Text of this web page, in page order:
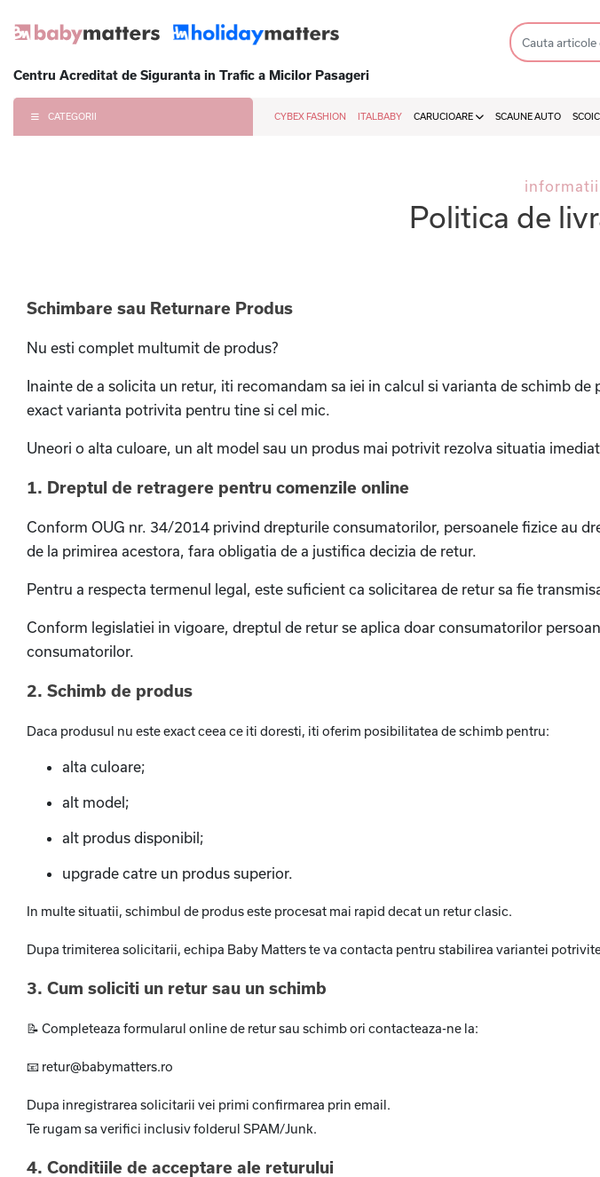
Centru Acreditat de Siguranta in Trafic a Micilor Pasageri
CATEGORII CYBEX FASHION ITALBABY CARUCIOARE SCAUNE AUTO
Politica de
Schimbare sau Returnare Produs
Nu esti complet multumit de produs?
Inainte de a solicita un retur, iti recomandam sa iei in calcul si varianta de schimb
exact varianta potrivita pentru tine si cel mic.
Uneori o alta culoare, un alt model sau un produs mai potrivit rezolva situatia
1. Dreptul de retragere pentru comenzile online
Conform OUG nr. 34/2014 privind drepturile consumatorilor, persoanele fizice au
de la primirea acestora, fara obligatia de a justifica decizia de retur.
Pentru a respecta termenul legal, este suficient ca solicitarea de retur sa fie
Conform legislatiei in vigoare, dreptul de retur se aplica doar consumatorilor
consumatorilor.
2. Schimb de produs
Daca produsul nu este exact ceea ce iti doresti, iti oferim posibilitatea de schimb pentru:
alta culoare;
alt model;
alt produs disponibil;
upgrade catre un produs superior.
In multe situatii, schimbul de produs este procesat mai rapid decat un retur clasic.
Dupa trimiterea solicitarii, echipa Baby Matters te va contacta pentru stabilirea variantei
3. Cum soliciti un retur sau un schimb
📝 Completeaza formularul online de retur sau schimb ori contacteaza-ne la:
📧 retur@babymatters.ro
Dupa inregistrarea solicitarii vei primi confirmarea prin email.
Te rugam sa verifici inclusiv folderul SPAM/Junk.
4. Conditiile de acceptare ale returului